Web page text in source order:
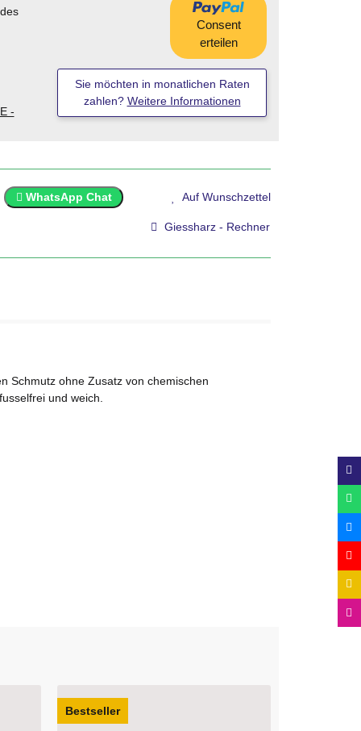
-
Consent
erteilen
Sie möchten in monatlichen Raten
zahlen? Weitere Informationen
WhatsApp Chat Auf Wunschzettel
Giessharz - Rechner
Schmutz ohne Zusatz von chemischen
und weich.
Auf Lager